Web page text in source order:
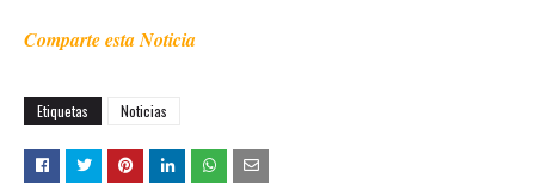
Comparte esta Noticia
Etiquetas Noticias